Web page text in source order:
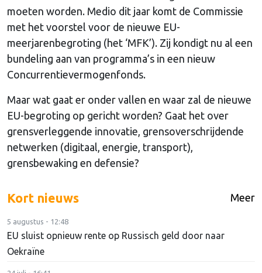
moeten worden. Medio dit jaar komt de Commissie
met het voorstel voor de nieuwe EU-
meerjarenbegroting (het ‘MFK’). Zij kondigt nu al een
bundeling aan van programma’s in een nieuw
Concurrentievermogenfonds.
Maar wat gaat er onder vallen en waar zal de nieuwe
EU-begroting op gericht worden? Gaat het over
grensverleggende innovatie, grensoverschrijdende
netwerken (digitaal, energie, transport),
grensbewaking en defensie?
Kort nieuws Meer
5 augustus - 12:48
EU sluist opnieuw rente op Russisch geld door naar
Oekraïne